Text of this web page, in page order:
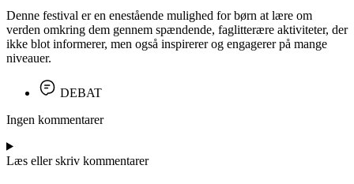
Denne festival er en enestående mulighed for børn at lære om
verden omkring dem gennem spændende, faglitterære aktiviteter, der
ikke blot informerer, men også inspirerer og engagerer på mange
niveauer.
DEBAT
Ingen kommentarer
Læs eller skriv kommentarer